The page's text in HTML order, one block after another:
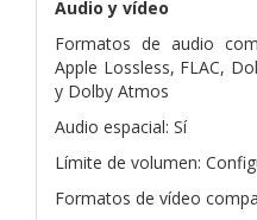
Audio y vídeo
Formatos de audio
Apple Lossless, FLAC,
y Dolby Atmos
Audio espacial: Sí
Límite de volumen:
Formatos de vídeo